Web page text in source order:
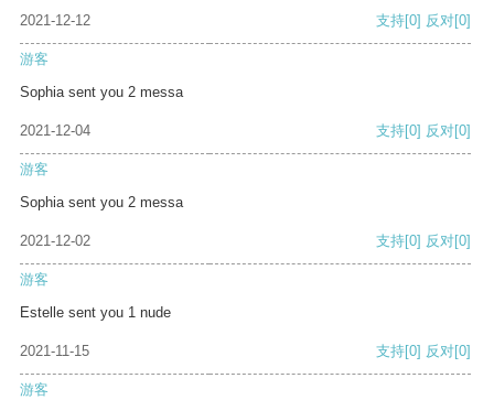
2021-12-12 支持[0] 反对[0]
游客
Sophia sent you 2 messa
2021-12-04 支持[0] 反对[0]
游客
Sophia sent you 2 messa
2021-12-02 支持[0] 反对[0]
游客
Estelle sent you 1 nude
2021-11-15 支持[0] 反对[0]
游客